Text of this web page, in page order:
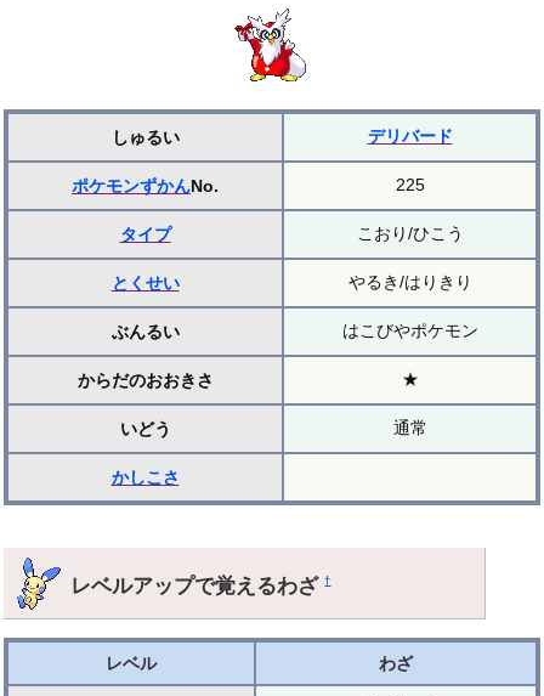
しゅるい デリバード
ポケモンずかんNo. 225
タイプ こおり/ひこう
とくせい やるき/はりきり
ぶんるい はこびやポケモン
からだのおおきさ ★
いどう 通常
かしこさ
レベルアップで覚えるわざ†
レベル わざ